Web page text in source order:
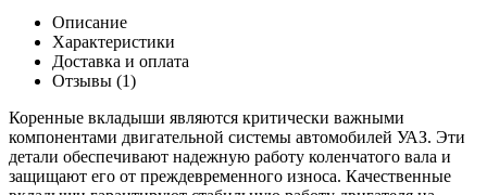
1.50
коренной
Заволжск)
Описание
Характеристики
Доставка и оплата
Отзывы (1)
Коренные вкладыши являются критически важными
компонентами двигательной системы автомобилей УАЗ. Эти
детали обеспечивают надежную работу коленчатого вала и
защищают его от преждевременного износа. Качественные